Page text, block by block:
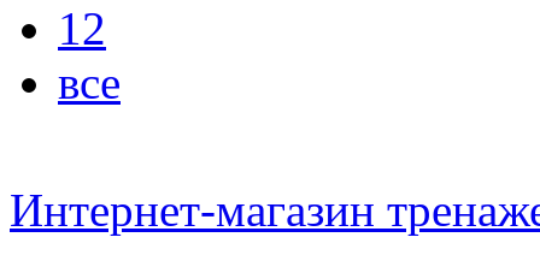
12
все
Интернет-магазин